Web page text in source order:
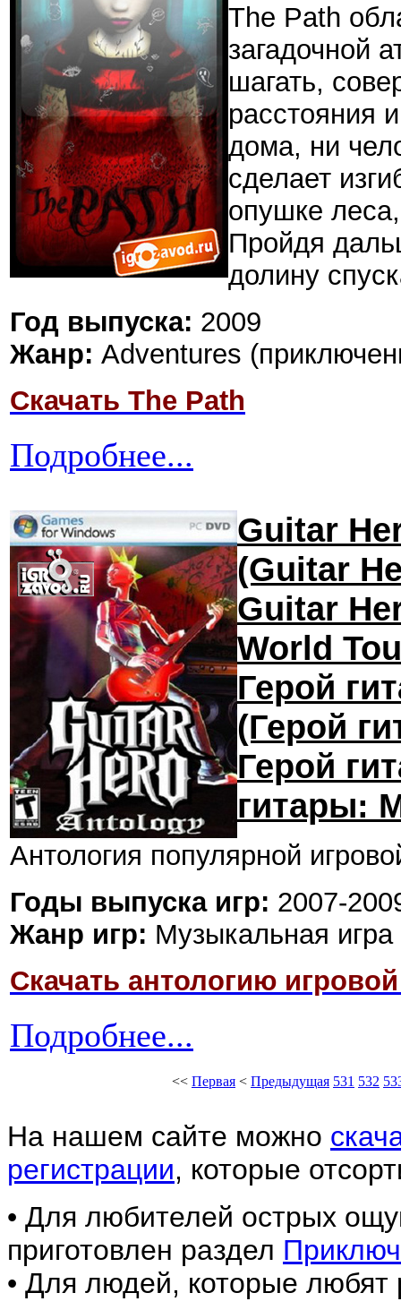
The Path
загадочной
шагать,
расстояния
дома, ни
сделает
опушке
Пройдя
долину
Год выпуска: 2009
Жанр: Adventures
Скачать The Path
Подробнее...
Guitar
(Guitar
Guitar
World
Герой
(Герой
Герой
гитары:
Антология популярной
Годы выпуска игр: 2007-
Жанр игр: Музыкальная
Скачать антологию
Подробнее...
<< Первая < Предыдущая 531 532
На нашем сайте можно
регистрации, которые
• Для любителей острых
приготовлен раздел
• Для людей, которые любят